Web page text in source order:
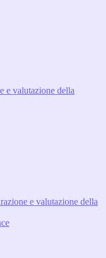
e valutazione della
e valutazione della